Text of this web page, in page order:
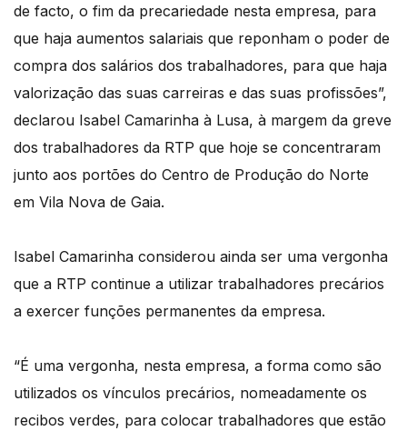
de facto, o fim da precariedade nesta empresa, para
que haja aumentos salariais que reponham o poder de
compra dos salários dos trabalhadores, para que haja
valorização das suas carreiras e das suas profissões”,
declarou Isabel Camarinha à Lusa, à margem da greve
dos trabalhadores da RTP que hoje se concentraram
junto aos portões do Centro de Produção do Norte
em Vila Nova de Gaia.
Isabel Camarinha considerou ainda ser uma vergonha
que a RTP continue a utilizar trabalhadores precários
a exercer funções permanentes da empresa.
“É uma vergonha, nesta empresa, a forma como são
utilizados os vínculos precários, nomeadamente os
recibos verdes, para colocar trabalhadores que estão